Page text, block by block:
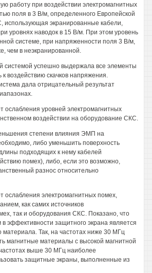
работу при воздействии электромагнитных
поля в 3 В/м, определенного Европейской
экранированные кабели,
уровнях наводок в 15 В/м. При этом уровень
системе, при напряженности поля 3 В/м,
чем в неэкранированной.
системой успешно выдержала все элементы
к воздействию скачков напряжения.
дала отрицательный результат
ослабления уровней электромагнитных
воздействии на оборудование СКС.
степени влияния ЭМП на
либо уменьшить поверхность
подходящих к нему кабелей
помех), либо, если это возможно,
разнос относительно
ослабления электромагнитных помех,
как самих источников
так и оборудования СКС. Показано, что
эффективности защитного экрана является
Так, на частотах ниже 30 МГц
магнитные материалы с высокой магнитной
выше 30 МГц наиболее
защитные экраны, выполненные из